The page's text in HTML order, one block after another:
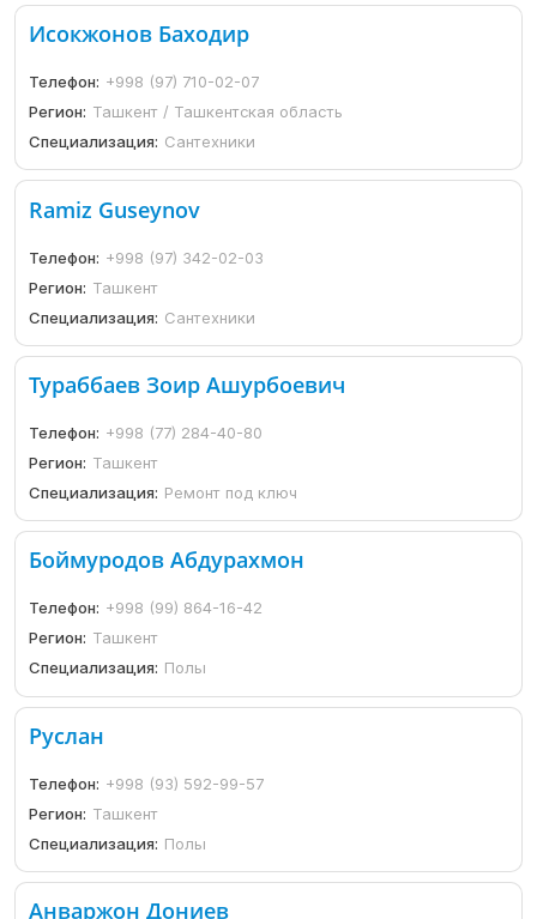
Исокжонов Баходир
Телефон: +998 (97) 710-02-07
Регион: Ташкент / Ташкентская область
Специализация: Сантехники
Ramiz Guseynov
Телефон: +998 (97) 342-02-03
Регион: Ташкент
Специализация: Сантехники
Тураббаев Зоир Ашурбоевич
Телефон: +998 (77) 284-40-80
Регион: Ташкент
Специализация: Ремонт под ключ
Боймуродов Абдурахмон
Телефон: +998 (99) 864-16-42
Регион: Ташкент
Специализация: Полы
Руслан
Телефон: +998 (93) 592-99-57
Регион: Ташкент
Специализация: Полы
Анваржон Дониев